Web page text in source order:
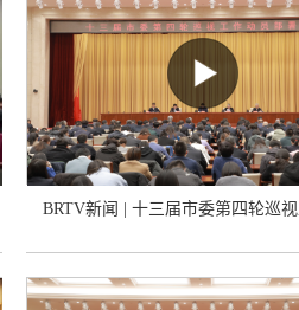
BRTV新闻 | 十三届市委第四轮巡